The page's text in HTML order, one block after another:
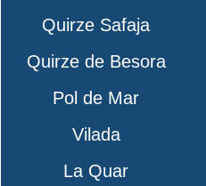
Quirze Safaja
Quirze de Besora
Pol de Mar
Vilada
La Quar